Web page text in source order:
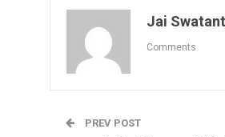
Jai
Comments
PREV POST